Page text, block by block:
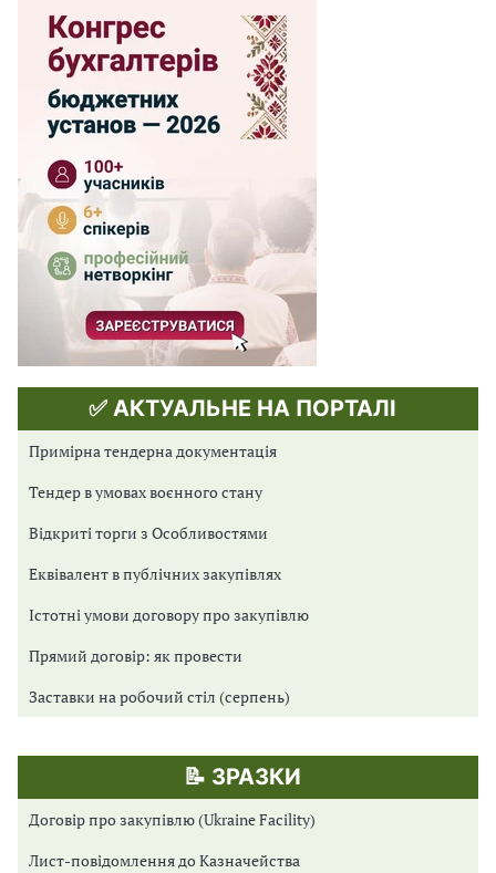
✅ АКТУАЛЬНЕ НА ПОРТАЛІ
Примірна тендерна документація
Тендер в умовах воєнного стану
Відкриті торги з Особливостями
Еквівалент в публічних закупівлях
Істотні умови договору про закупівлю
Прямий договір: як провести
Заставки на робочий стіл (серпень)
📝 ЗРАЗКИ
Договір про закупівлю (Ukraine Facility)
Лист-повідомлення до Казначейства